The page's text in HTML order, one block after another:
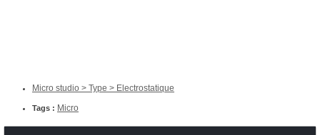
Micro studio > Type > Electrostatique
Tags : Micro